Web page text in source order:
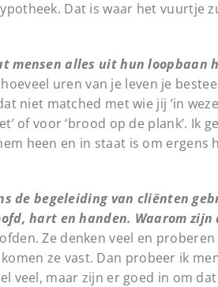
Dat is waar het vuurtje
mensen alles uit hun loopbaan
uren van je leven je
niet matched met wie jij ‘in
of voor ‘brood op de plank’. Ik
heen en in staat is om
de begeleiding van cliënten
hart en handen. Waarom
Ze denken veel en
ze vast. Dan probeer ik
veel, maar zijn er goed in om